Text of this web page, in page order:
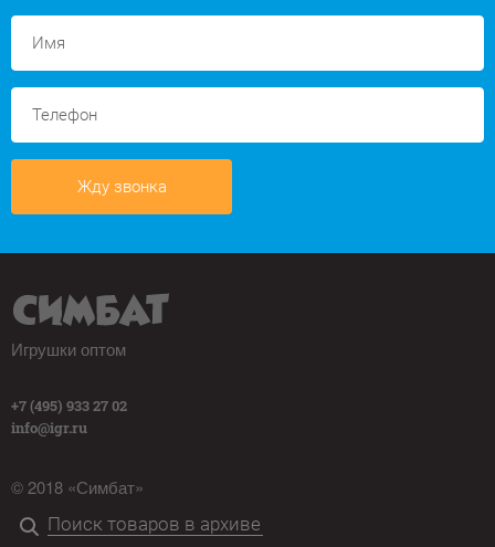
Жду звонка
Игрушки оптом
+7 (495) 933 27 02
info@igr.ru
© 2018 «Симбат»